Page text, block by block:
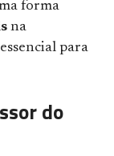
forma
na
para
do